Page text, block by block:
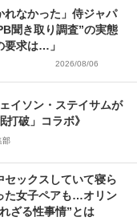
れなかった」侍ジャパ
聞き取り調査”の実態
要求は…」
2026/08/06
イソン・ステイサムが
打破」コラボ》
部
セックスしていて寝ら
た女子ペアも…オリン
ざる性事情”とは